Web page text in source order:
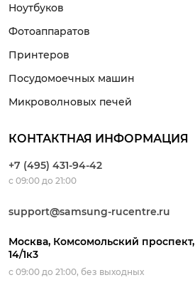
Ноутбуков
Фотоаппаратов
Принтеров
Посудомоечных машин
Микроволновых печей
КОНТАКТНАЯ ИНФОРМАЦИЯ
+7 (495) 431-94-42
с 09:00 до 21:00
support@samsung-rucentre.ru
Москва, Комсомольский проспект,
14/1к3
с 09:00 до 21:00, без выходных